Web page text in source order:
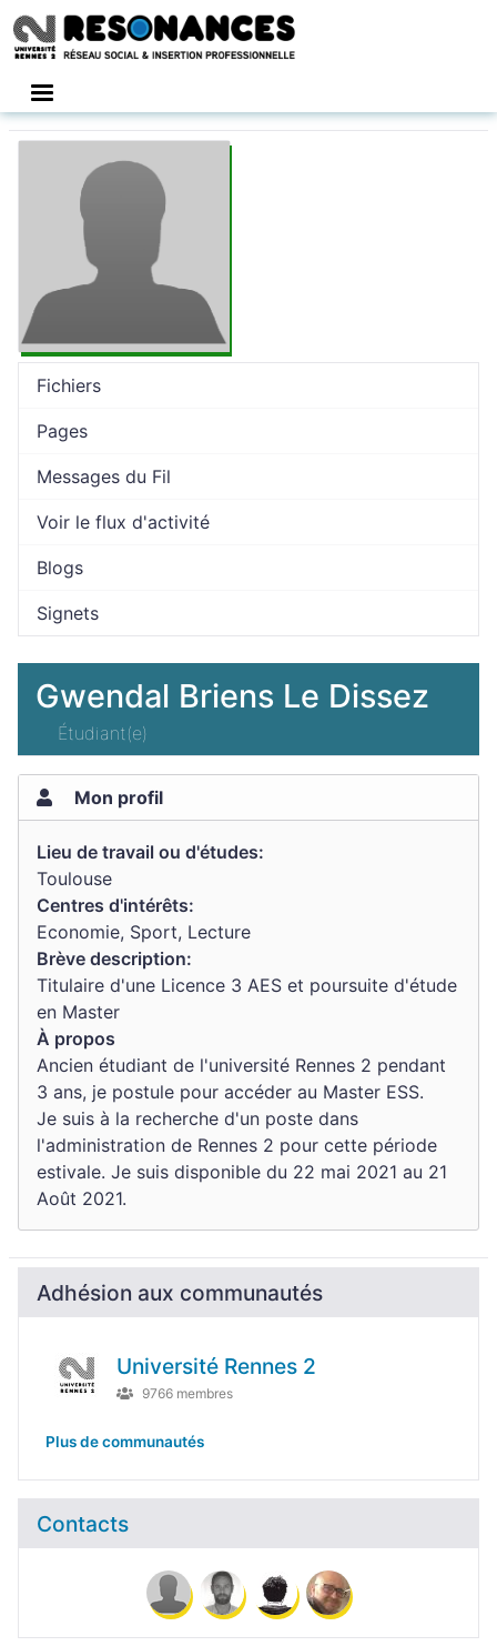
Fichiers
Pages
Messages du Fil
Voir le flux d'activité
Blogs
Signets
Gwendal Briens Le Dissez
Étudiant(e)
Mon profil
Lieu de travail ou d'études:
Toulouse
Centres d'intérêts:
Economie, Sport, Lecture
Brève description:
Titulaire d'une Licence 3 AES et poursuite d'étude
en Master
À propos
Ancien étudiant de l'université Rennes 2 pendant
3 ans, je postule pour accéder au Master ESS.
Je suis à la recherche d'un poste dans
l'administration de Rennes 2 pour cette période
estivale. Je suis disponible du 22 mai 2021 au 21
Août 2021.
Adhésion aux communautés
Université Rennes 2
9766 membres
Plus de communautés
Contacts